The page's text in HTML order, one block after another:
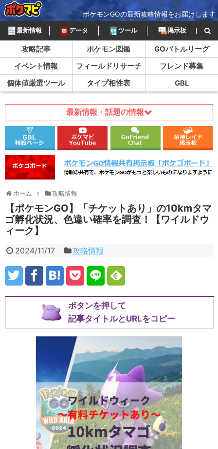
ポケモンGOの最新攻略情報をお届けします
最新情報 データ ツール 掲示板
攻略記事 ポケモン図鑑
GOバトルリーグ
イベント情報
フィールドリサーチ
フレンド募集
個体値厳選ツール
タイプ相性表 GBL
最新情報・話題の情報
ホーム 攻略情報
【ポケモンGO】「チケットあり」の10kmタマ
ゴ孵化状況、色違い確率を調査！【ワイルドウ
ィーク】
2024/11/17 攻略情報
ボタンを押して
記事タイトルとURLをコピー